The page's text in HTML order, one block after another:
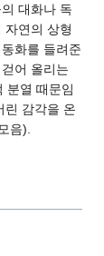
대화나 독
자연의 상형
화를 들려준
어 올리는
분열 때문임
린 감각을 온
음).